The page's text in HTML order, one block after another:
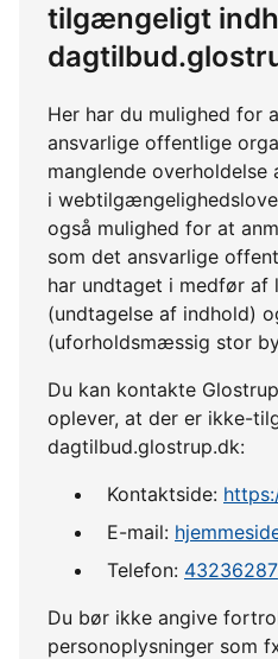
tilgængeligt
Her har du mulighed for
ansvarlige offentlige
manglende
i
også mulighed for at
som det ansvarlige
har undtaget i medfør af
(undtagelse af indhold)
(uforholdsmæssig stor
Du kan kontakte
oplever, at der er ikke-
dagtilbud.glostrup.dk:
Kontaktside:
E-mail:
Telefon: 43236287
Du bør ikke angive
personoplysninger som